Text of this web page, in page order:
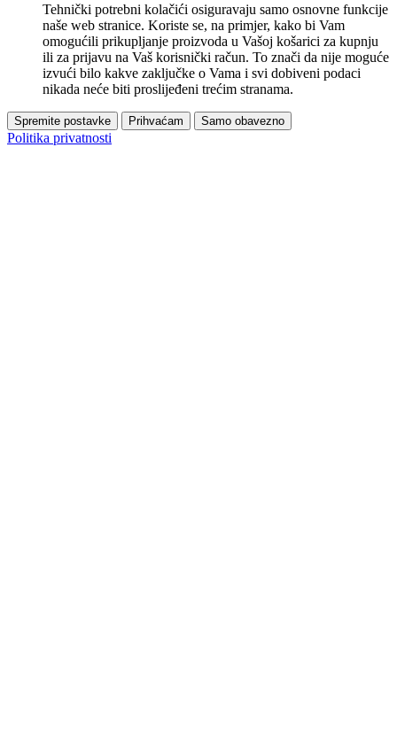
Tehnički potrebni kolačići osiguravaju samo osnovne funkcije
naše web stranice. Koriste se, na primjer, kako bi Vam
omogućili prikupljanje proizvoda u Vašoj košarici za kupnju
ili za prijavu na Vaš korisnički račun. To znači da nije moguće
izvući bilo kakve zaključke o Vama i svi dobiveni podaci
nikada neće biti proslijeđeni trećim stranama.
Spremite postavke Prihvaćam Samo obavezno
Politika privatnosti